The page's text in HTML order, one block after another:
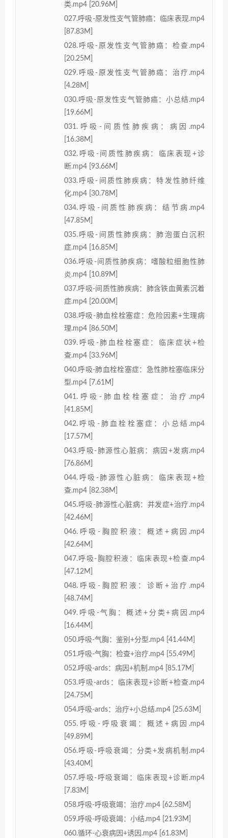
类.mp4 [20.96M]
027.呼吸-原发性支气管肺癌：临床表现.mp4
[87.83M]
028.呼吸-原发性支气管肺癌：检查.mp4
[20.25M]
029.呼吸-原发性支气管肺癌：治疗.mp4
[4.28M]
030.呼吸-原发性支气管肺癌：小总结.mp4
[19.66M]
031.呼吸-间质性肺疾病：病因.mp4
[16.38M]
032.呼吸-间质性肺疾病：临床表现+诊
断.mp4 [93.66M]
033.呼吸-间质性肺疾病：特发性肺纤维
化.mp4 [30.78M]
034.呼吸-间质性肺疾病：结节病.mp4
[47.85M]
035.呼吸-间质性肺疾病：肺泡蛋白沉积
症.mp4 [16.85M]
036.呼吸-间质性肺疾病：嗜酸粒细胞性肺
炎.mp4 [10.89M]
037.呼吸-间质性肺疾病：肺含铁血黄素沉着
症.mp4 [20.00M]
038.呼吸-肺血栓栓塞症：危险因素+生理病
理.mp4 [86.50M]
039.呼吸-肺血栓栓塞症：临床症状+检
查.mp4 [33.96M]
040.呼吸-肺血栓栓塞症：急性肺栓塞临床分
型.mp4 [7.61M]
041.呼吸-肺血栓栓塞症：治疗.mp4
[41.85M]
042.呼吸-肺血栓栓塞症：小总结.mp4
[17.57M]
043.呼吸-肺源性心脏病：病因+发病.mp4
[76.86M]
044.呼吸-肺源性心脏病：临床表现+检
查.mp4 [82.38M]
045.呼吸-肺源性心脏病：并发症+治疗.mp4
[42.46M]
046.呼吸-胸腔积液：概述+病因.mp4
[42.64M]
047.呼吸-胸腔积液：临床表现+检查.mp4
[47.12M]
048.呼吸-胸腔积液：诊断+治疗.mp4
[48.74M]
049.呼吸-气胸：概述+分类+病因.mp4
[16.44M]
050.呼吸-气胸：鉴别+分型.mp4 [41.44M]
051.呼吸-气胸：检查+治疗.mp4 [55.49M]
052.呼吸-ards：病因+机制.mp4 [85.17M]
053.呼吸-ards：临床表现+诊断+检查.mp4
[24.75M]
054.呼吸-ards：治疗+小总结.mp4 [25.63M]
055.呼吸-呼吸衰竭：概述+病因.mp4
[49.89M]
056.呼吸-呼吸衰竭：分类+发病机制.mp4
[43.40M]
057.呼吸-呼吸衰竭：临床表现+诊断.mp4
[7.83M]
058.呼吸-呼吸衰竭：治疗.mp4 [62.58M]
059.呼吸-呼吸衰竭：小结.mp4 [21.93M]
060.循环-心衰病因+诱因.mp4 [61.83M]